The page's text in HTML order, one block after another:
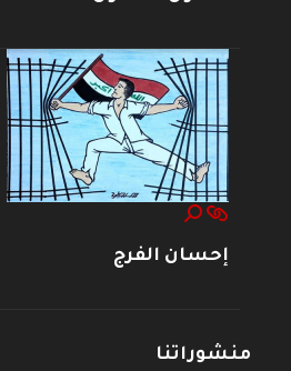
إحسان الفرج
منشوراتنا